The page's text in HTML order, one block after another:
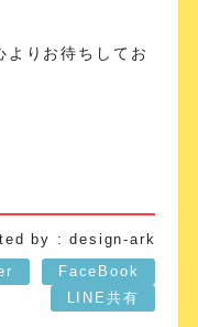
よりお待ちしてお
by : design-ark
FaceBook
LINE共有